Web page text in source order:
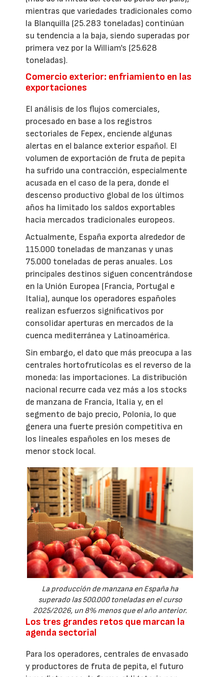
mientras que variedades tradicionales como
la Blanquilla (25.283 toneladas) continúan
su tendencia a la baja, siendo superadas por
primera vez por la William's (25.628
toneladas).
Comercio exterior: enfriamiento en las
exportaciones
El análisis de los flujos comerciales,
procesado en base a los registros
sectoriales de Fepex, enciende algunas
alertas en el balance exterior español. El
volumen de exportación de fruta de pepita
ha sufrido una contracción, especialmente
acusada en el caso de la pera, donde el
descenso productivo global de los últimos
años ha limitado los saldos exportables
hacia mercados tradicionales europeos.
Actualmente, España exporta alrededor de
115.000 toneladas de manzanas y unas
75.000 toneladas de peras anuales. Los
principales destinos siguen concentrándose
en la Unión Europea (Francia, Portugal e
Italia), aunque los operadores españoles
realizan esfuerzos significativos por
consolidar aperturas en mercados de la
cuenca mediterránea y Latinoamérica.
Sin embargo, el dato que más preocupa a las
centrales hortofrutícolas es el reverso de la
moneda: las importaciones. La distribución
nacional recurre cada vez más a los stocks
de manzana de Francia, Italia y, en el
segmento de bajo precio, Polonia, lo que
genera una fuerte presión competitiva en
los lineales españoles en los meses de
menor stock local.
La producción de manzana en España ha
superado las 500.000 toneladas en el curso
2025/2026, un 8% menos que el año anterior.
Los tres grandes retos que marcan la
agenda sectorial
Para los operadores, centrales de envasado
y productores de fruta de pepita, el futuro